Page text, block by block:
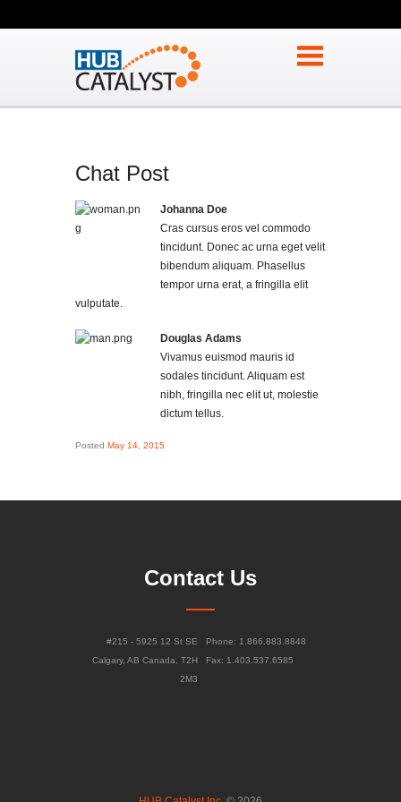
Chat Post
Johanna Doe
Cras cursus eros vel commodo
tincidunt. Donec ac urna eget velit
bibendum aliquam. Phasellus
tempor urna erat, a fringilla elit
vulputate.
Douglas Adams
Vivamus euismod mauris id
sodales tincidunt. Aliquam est
nibh, fringilla nec elit ut, molestie
dictum tellus.
Posted May 14, 2015
Contact Us
Phone: 1.866.883.8848
Fax: 1.403.537.6585
#215 - 5925 12 St SE
Calgary, AB Canada, T2H
2M3